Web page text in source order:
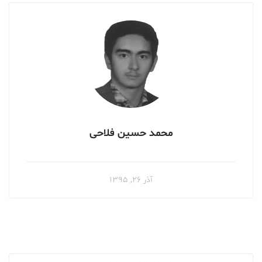
محمد حسين فلاحى
آذر ۲۶, ۱۳۹۵